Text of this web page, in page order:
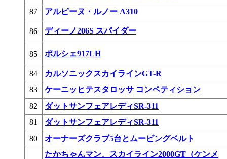
87
アルピーヌ・ルノー A310
86 ディーノ206S スパイダー
85 ポルシェ917LH
84
カルソニックスカイラインGT-R
83
ケーニッヒテスタロッサ コンペティション
82
ダットサンフェアレディSR-311
81
ダットサンフェアレディSR-311
80
オーナーズクラブ5台とムービングベルト
たかちゃんマン、スカイライン2000GT（ケンメ